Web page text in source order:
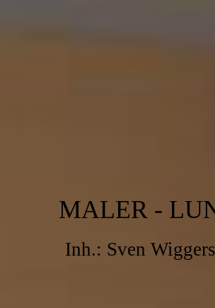
MALER -
Inh.: Sven